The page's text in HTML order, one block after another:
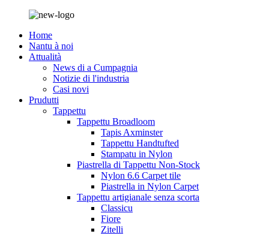
Home
Nantu à noi
Attualità
News di a Cumpagnia
Notizie di l'industria
Casi novi
Prudutti
Tappettu
Tappettu Broadloom
Tapis Axminster
Tappettu Handtufted
Stampatu in Nylon
Piastrella di Tappettu Non-Stock
Nylon 6.6 Carpet tile
Piastrella in Nylon Carpet
Tappettu artigianale senza scorta
Classicu
Fiore
Zitelli